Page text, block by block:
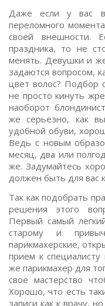
Даже если у вас в
переломного
своей внешности.
праздника, то не
менять. Девушки и
задаются вопросом,
цвет волос? Подбор
не просто кинуть
наоборот
же серьезно, как
удобной обуви,
Ведь с новым
месяц, два или
же. Задумайтесь
должен быть для вас
Так как подобрать
решения этого
Первый самый
старому и
парикмахерские,
прием к специалисту
же парикмахер для
свое мастерство
Хорошо, что есть
записи как к врачу,